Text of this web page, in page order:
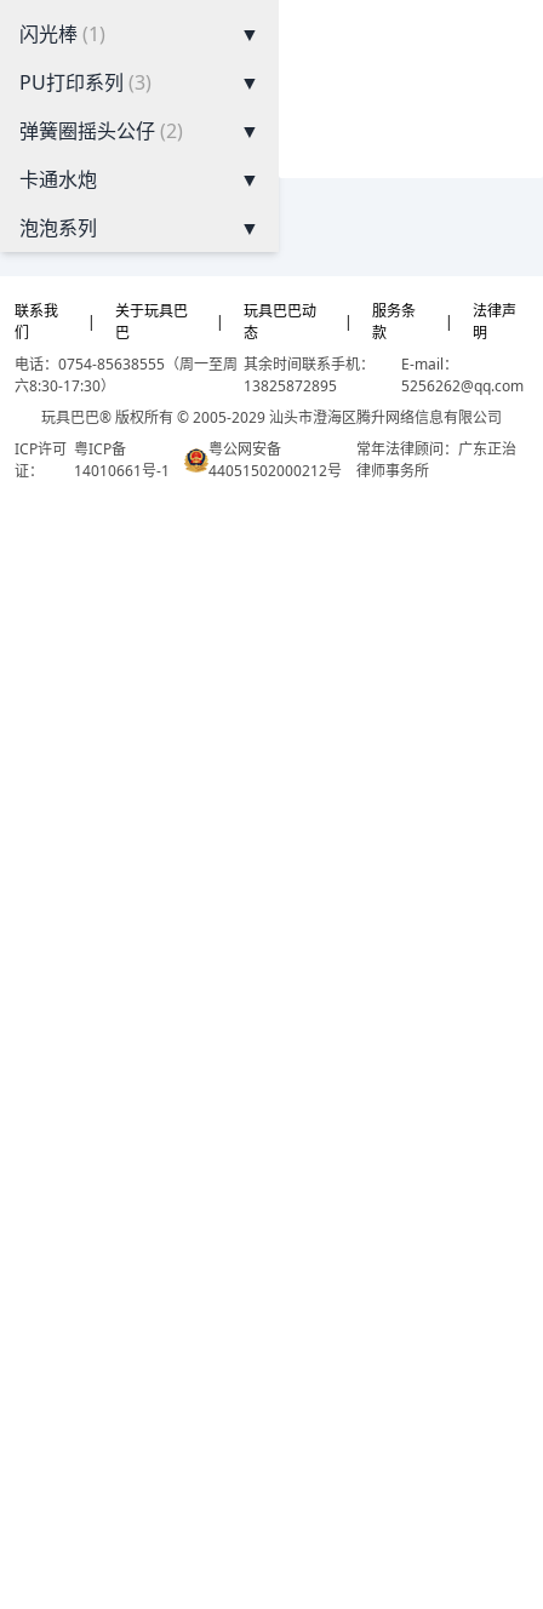
闪光棒(1)
▼
PU打印系列 (3)
▼
弹簧圈摇头公仔(2)
▼
卡通水炮
▼
泡泡系列
▼
联系我
们
|
关于玩具巴
巴
|
玩具巴巴动
态
|
服务条
款
|
法律声
明
电话：0754-85638555（周一至周
六8:30-17:30）
其余时间联系手机：
13825872895
E-mail：
5256262@qq.com
玩具巴巴® 版权所有 © 2005-2029 汕头市澄海区腾升网络信息有限公司
ICP许可
证：
粤ICP备
14010661号-1
粤公网安备
44051502000212号
常年法律顾问：广东正治
律师事务所